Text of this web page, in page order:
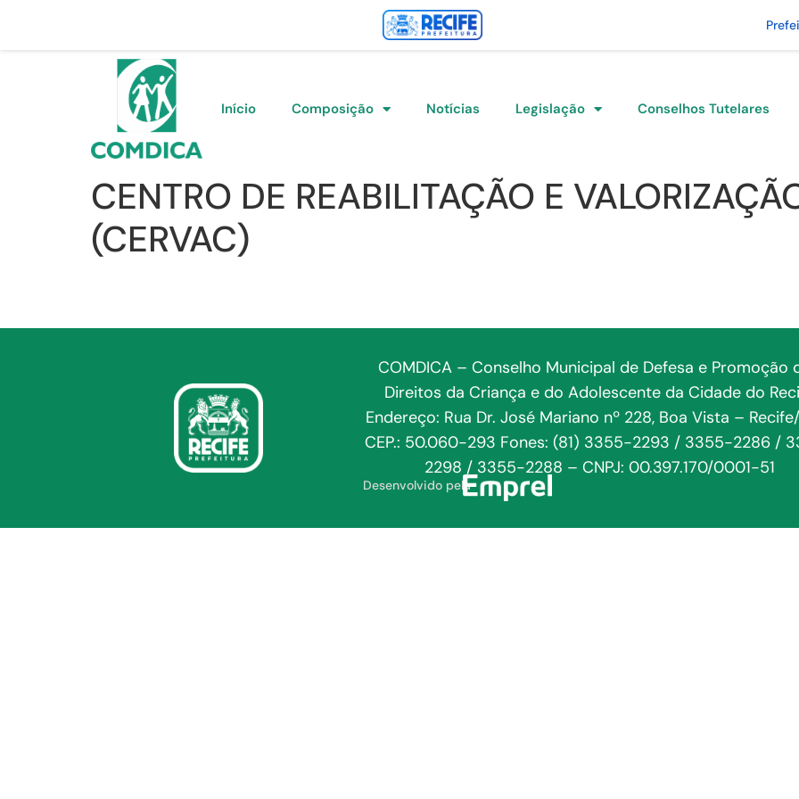
Início Composição Notícias Legislação Conselhos Tutelares
CENTRO DE REABILITAÇÃO E
(CERVAC)
COMDICA – Conselho Municipal de Defesa e Promoção
Direitos da Criança e do Adolescente da Cidade do
Endereço: Rua Dr. José Mariano nº 228, Boa Vista –
CEP.: 50.060-293 Fones: (81) 3355-2293 / 3355-2286 /
2298 / 3355-2288 – CNPJ: 00.397.170/0001-51
Desenvolvido pela